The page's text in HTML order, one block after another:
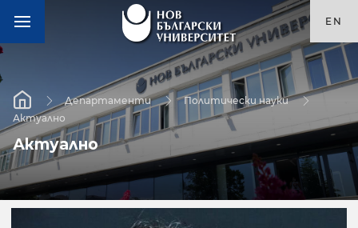
EN
Департаменти
Политически науки
Актуално
Актуално